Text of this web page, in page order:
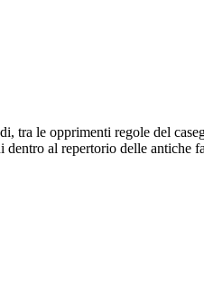
tra le opprimenti regole del
al repertorio delle antiche